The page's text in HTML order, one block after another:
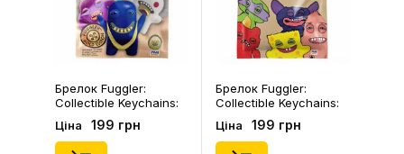
Брелок Fuggler:
Collectible Keychains:
Gold Edition: Series 3
(Blind Box: 1 з 24),
(11550)
Ціна 199 грн
Брелок Fuggler:
Collectible Keychains:
Series 2 (Blind Box: 1 з
46), (15475)
Ціна 199 грн